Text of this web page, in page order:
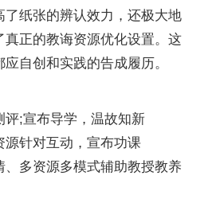
纸张的辨认效力，还极大地
正的教诲资源优化设置。这
自创和实践的告成履历。
;宣布导学，温故知新
针对互动，宣布功课
多资源多模式辅助教授教养